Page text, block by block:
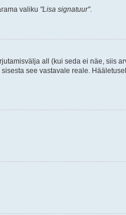
valiku "Lisa signatuur".
all (kui seda ei näe, siis
see vastavale reale.